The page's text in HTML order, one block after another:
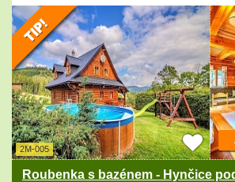
2M-005
Roubenka s bazénem - Hynčice